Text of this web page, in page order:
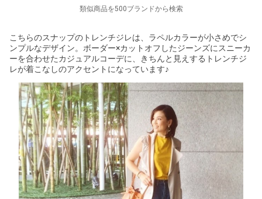
類似商品を500ブランドから検索
こちらのスナップのトレンチジレは、ラペルカラーが小さめでシ
ンプルなデザイン。ボーダー×カットオフしたジーンズにスニーカ
ーを合わせたカジュアルコーデに、きちんと見えするトレンチジ
レが着こなしのアクセントになっています♪